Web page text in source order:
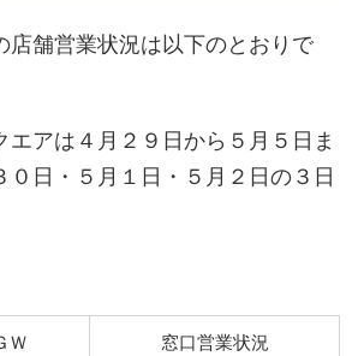
店舗営業状況は以下のとおりで
エアは４月２９日から５月５日ま
０日・５月１日・５月２日の３日
Ｗ 窓口営業状況